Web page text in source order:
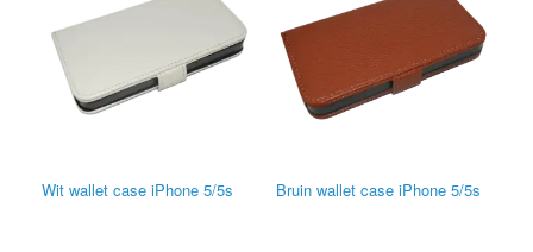
Wit wallet case iPhone 5/5s Bruin wallet case iPhone 5/5s